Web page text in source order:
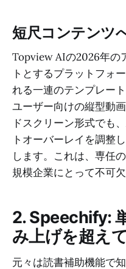
短尺コンテンツ
Topview AIの2026年の
トとするプラットフォ
れる一連のテンプレー
ユーザー向けの縦型動
ドスクリーン形式でも
トオーバーレイを調整
します。これは、専任
規模企業にとって不可欠
2. Speechify:
み上げを超えて
元々は読書補助機能で